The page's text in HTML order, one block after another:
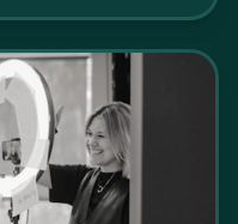
wand for it to be